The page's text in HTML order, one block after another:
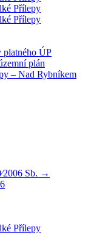
Přílepy
Přílepy
platného ÚP
plán
– Nad Rybníkem
Sb. →
Přílepy